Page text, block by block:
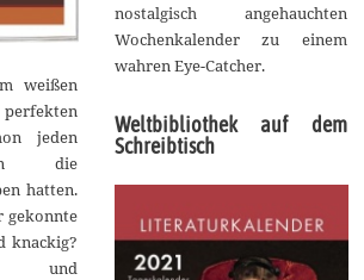
weißen
jeden
in die
hatten.
gekonnte
knackig?
und
nostalgisch angehauchten
Wochenkalender zu einem
wahren Eye-Catcher.
Weltbibliothek auf dem
Schreibtisch